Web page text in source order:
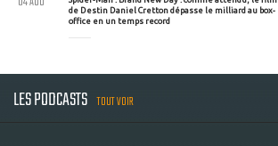
de Destin Daniel Cretton dépasse le milliard au box-
office en un temps record
LES PODCASTS TOUT VOIR